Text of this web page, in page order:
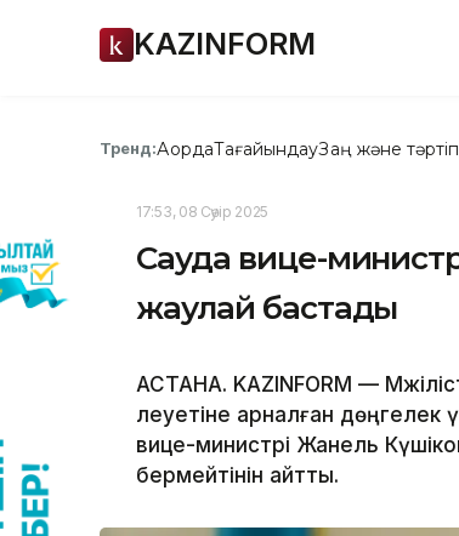
KAZINFORM
Тренд:АқордаТағайындауЗаң және тәртіп
17:53, 08 Сәуір 2025
Сауда вице-
жаулай бастады
АСТАНА. KAZINFORM —
әлеуетіне арналған
вице-министрі Жанель
бермейтінін айтты.